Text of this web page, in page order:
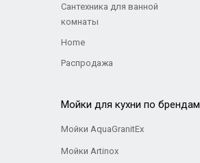
Сантехника для ванной
комнаты
Home
Распродажа
Мойки для кухни по брендам
Мойки AquaGranitEx
Мойки Artinox